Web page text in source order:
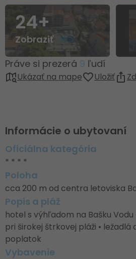
24+
Zobraziť
Práve si prezerá 9 ľudí
Ukázať na mape Uložiť
Informácie o ubytovaní
Oficiálna kategória
* * * *
Poloha
cca 200 m od centra letoviska
Popis a pláž
hotel s výhľadom na Bašku
pri širokej štrkovej pláži • ležadlá
poplatok
Vybavenie